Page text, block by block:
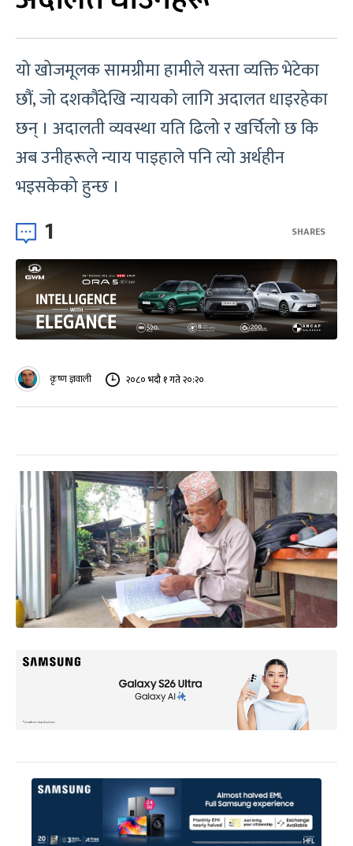
यो खोजमूलक सामग्रीमा हामीले यस्ता व्यक्ति भेटेका
छौं, जो दशकौंदेखि न्यायको लागि अदालत धाइरहेका
छन् । अदालती व्यवस्था यति ढिलो र खर्चिलो छ कि
अब उनीहरूले न्याय पाइहाले पनि त्यो अर्थहीन
भइसकेको हुन्छ ।
1 SHARES
कृष्ण ज्ञवाली २०८० भदौ १ गते २०:२०